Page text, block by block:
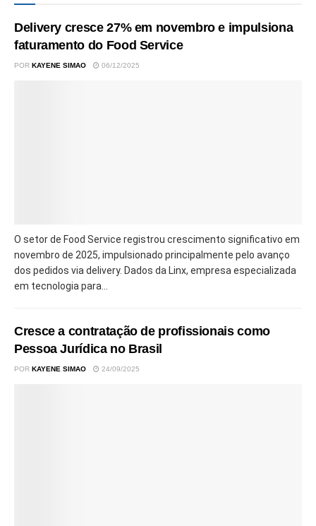
Delivery cresce 27% em novembro e impulsiona
faturamento do Food Service
POR KAYENE SIMAO 06/12/2025
O setor de Food Service registrou crescimento significativo em
novembro de 2025, impulsionado principalmente pelo avanço
dos pedidos via delivery. Dados da Linx, empresa especializada
em tecnologia para...
Cresce a contratação de profissionais como
Pessoa Jurídica no Brasil
POR KAYENE SIMAO 24/09/2025